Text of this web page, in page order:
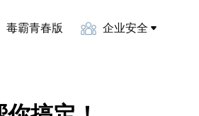
毒霸青春版 企业安全